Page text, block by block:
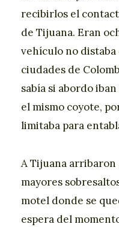
recibirlos el
de Tijuana. Eran
vehículo no
ciudades de
sabía si abordo
el mismo coyote,
limitaba para
A Tijuana arribaron
mayores
motel donde se
espera del